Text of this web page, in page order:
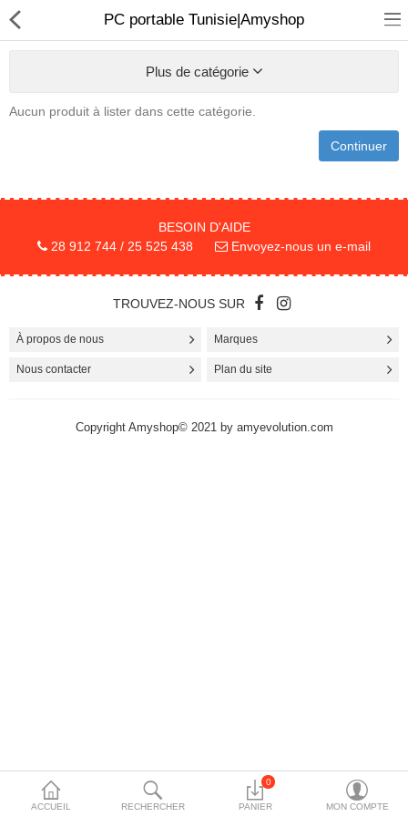
Téléphonie IP
Sonorisation
Régulateur de tension
More Categories
ACCUEIL RECHERCHER
0
PANIER MON COMPTE
PC portable Tunisie|Amyshop
Plus de catégorie
Aucun produit à lister dans cette catégorie.
Continuer
BESOIN D'AIDE
28 912 744 / 25 525 438
Envoyez-nous un e-mail
TROUVEZ-NOUS SUR
À propos de nous Marques
Nous contacter Plan du site
Copyright Amyshop© 2021 by amyevolution.com